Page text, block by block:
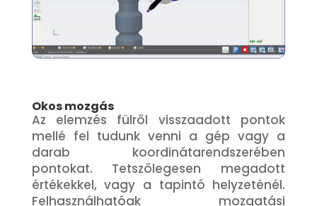
Okos mozgás
Az elemzés fülről visszaadott pontok
mellé fel tudunk venni a gép vagy a
darab koordinátarendszerében
pontokat. Tetszőlegesen megadott
értékekkel, vagy a tapintó helyzeténél.
Felhasználhatóak mozgatási